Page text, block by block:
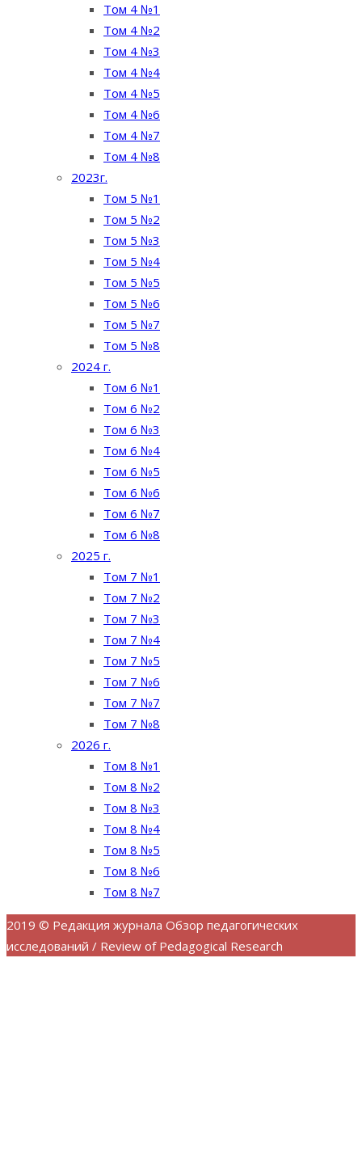
Том 4 №1
Том 4 №2
Том 4 №3
Том 4 №4
Том 4 №5
Том 4 №6
Том 4 №7
Том 4 №8
2023г.
Том 5 №1
Том 5 №2
Том 5 №3
Том 5 №4
Том 5 №5
Том 5 №6
Том 5 №7
Том 5 №8
2024 г.
Том 6 №1
Том 6 №2
Том 6 №3
Том 6 №4
Том 6 №5
Том 6 №6
Том 6 №7
Том 6 №8
2025 г.
Том 7 №1
Том 7 №2
Том 7 №3
Том 7 №4
Том 7 №5
Том 7 №6
Том 7 №7
Том 7 №8
2026 г.
Том 8 №1
Том 8 №2
Том 8 №3
Том 8 №4
Том 8 №5
Том 8 №6
Том 8 №7
2019 © Редакция журнала Обзор педагогических
исследований / Review of Pedagogical Research